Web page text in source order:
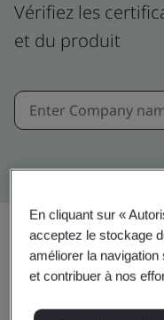
Vérifiez les
et du produit
Partager:
En cliquant sur «
acceptez le stockage
améliorer la
et contribuer à nos